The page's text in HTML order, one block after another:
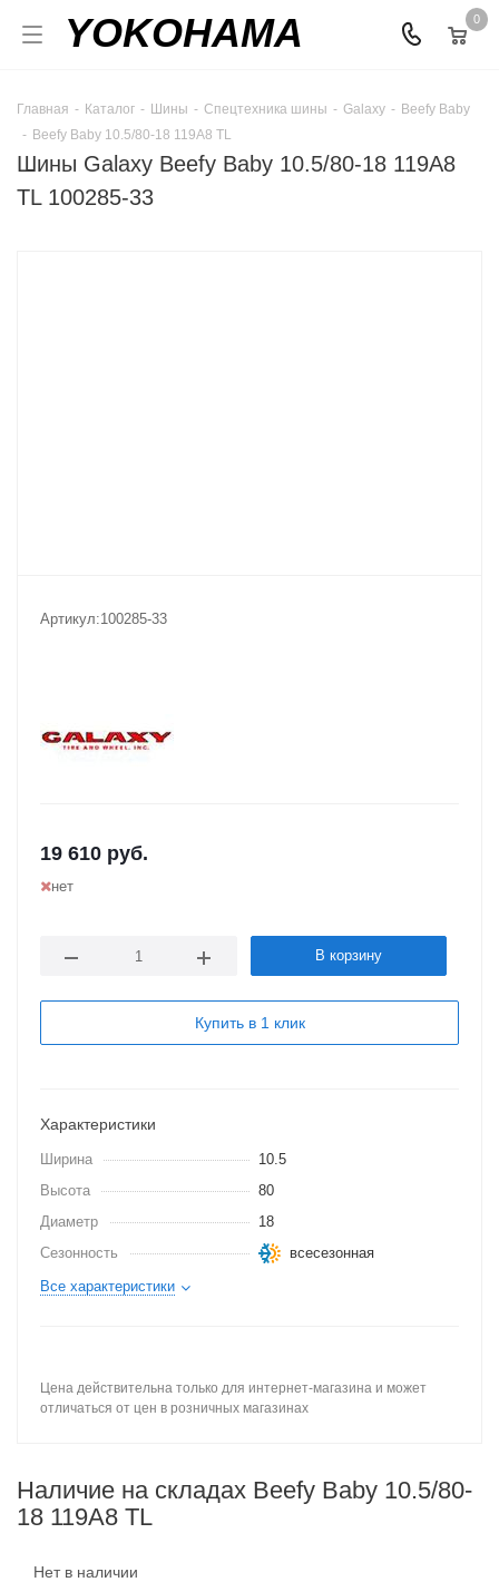
YOKOHAMA 0
Главная - Каталог - Шины - Спецтехника шины - Galaxy - Beefy Baby
- Beefy Baby 10.5/80-18 119A8 TL
Шины Galaxy Beefy Baby 10.5/80-18 119A8
TL 100285-33
Артикул:100285-33
19 610 руб.
нет
В корзину
Купить в 1 клик
Характеристики
Ширина
10.5
Высота
80
Диаметр
18
Сезонность
всесезонная
Все характеристики
Цена действительна только для интернет-магазина и может
отличаться от цен в розничных магазинах
Наличие на складах Beefy Baby 10.5/80-
18 119A8 TL
Нет в наличии